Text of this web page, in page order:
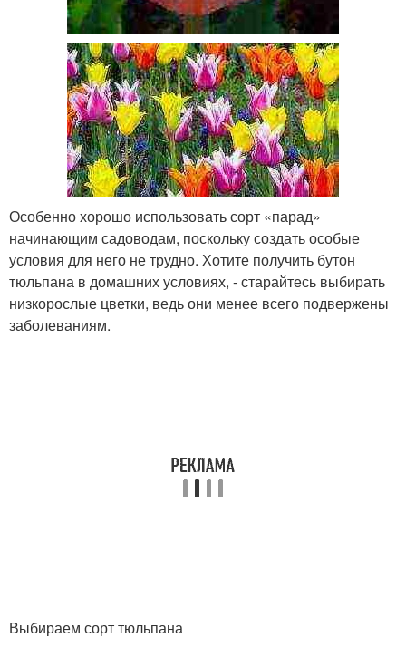
Особенно хорошо использовать сорт «парад»
начинающим садоводам, поскольку создать особые
условия для него не трудно. Хотите получить бутон
тюльпана в домашних условиях, - старайтесь выбирать
низкорослые цветки, ведь они менее всего подвержены
заболеваниям.
Выбираем сорт тюльпана